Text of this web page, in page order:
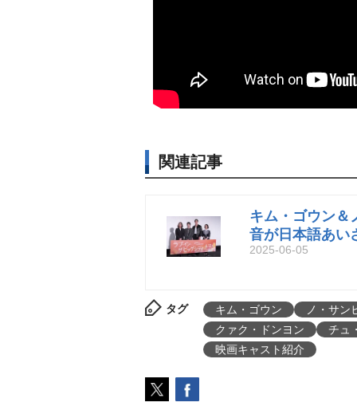
関連記事
キム・ゴウン
音が日本語あい
2025-06-05
タグ キム・ゴウン
ノ・サン
クァク・ドンヨン
チュ
映画キャスト紹介